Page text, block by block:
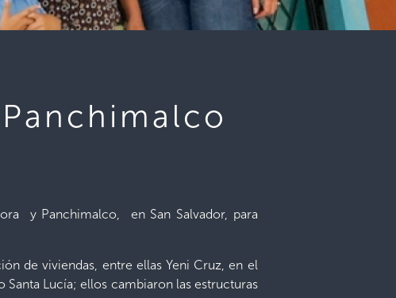
y Panchimalco, en San Salvador, para
de viviendas, entre ellas Yeni Cruz, en el
Santa Lucía; ellos cambiaron las estructuras